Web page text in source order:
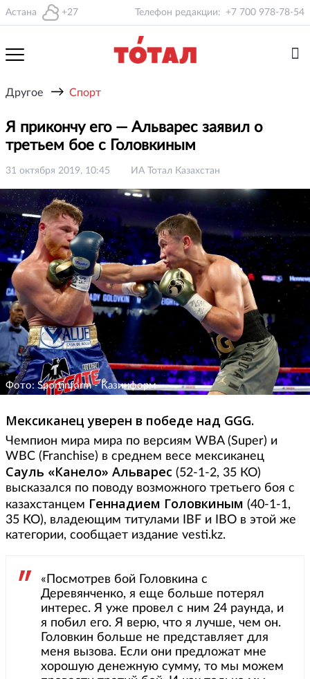
Астана +27 Телефон редакции: +7 700 978-78-54
Другое → Спорт
Я прикончу его — Альварес заявил о
третьем бое с Головкиным
31 октября 2019, 10:45 ИА Тотал Казахстан
Фото: Sportinform - Казинформ
Мексиканец уверен в победе над GGG.
Чемпион мира мира по версиям WBA (Super) и
WBC (Franchise) в среднем весе мексиканец
Сауль «Канело» Альварес (52-1-2, 35 КО)
высказался по поводу возможного третьего боя с
казахстанцем Геннадием Головкиным (40-1-1,
35 КО), владеющим титулами IBF и IBO в этой же
категории, сообщает издание vesti.kz.
«Посмотрев бой Головкина с
Деревянченко, я еще больше потерял
интерес. Я уже провел с ним 24 раунда, и
я побил его. Я верю, что я лучше, чем он.
Головкин больше не представляет для
меня вызова. Если они предложат мне
хорошую денежную сумму, то мы можем